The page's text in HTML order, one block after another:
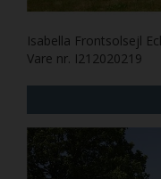
Isabella Frontsolsejl
Vare nr. I212020219